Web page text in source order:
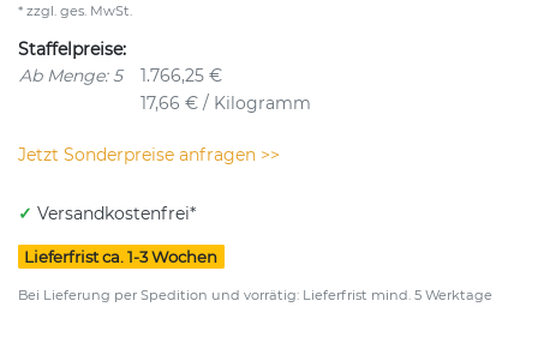
* zzgl. ges. MwSt.
Staffelpreise:
Ab Menge: 5
1.766,25 €
17,66 € / Kilogramm
Jetzt Sonderpreise anfragen >>
✓ Versandkostenfrei*
Lieferfrist ca. 1-3 Wochen
Bei Lieferung per Spedition und vorrätig: Lieferfrist mind. 5 Werktage